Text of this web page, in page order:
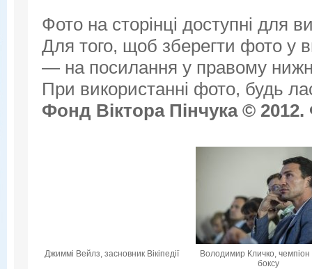
Фото на сторінці доступні для
Для того, щоб зберегти фото у
— на посилання у правому
При використанні фото, будь
Фонд Віктора Пінчука ©
Джиммі Вейлз, засновник Вікіпедії
Володимир Кличко, чемпіон
боксу